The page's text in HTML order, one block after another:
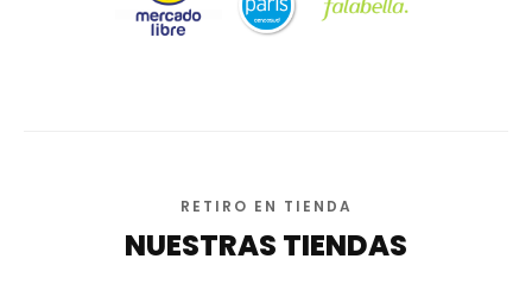
RETIRO EN TIENDA
NUESTRAS TIENDAS